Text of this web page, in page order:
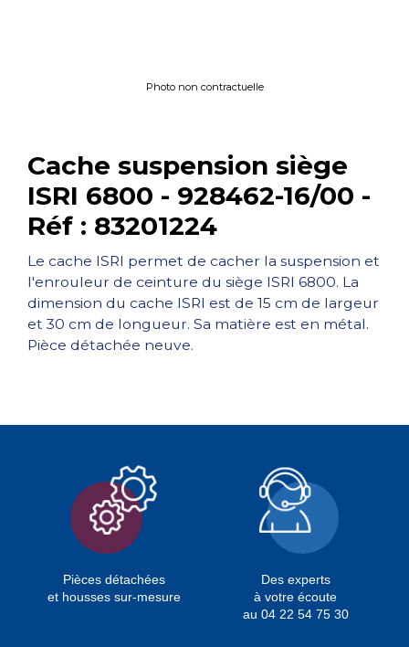
Cache suspension siège
ISRI 6800 - 928462-16/00 -
Réf : 83201224
Le cache ISRI permet de cacher la suspension et
l'enrouleur de ceinture du siège ISRI 6800. La
dimension du cache ISRI est de 15 cm de largeur
et 30 cm de longueur. Sa matière est en métal.
Pièce détachée neuve.
Photo non contractuelle
Pièces détachées
et housses sur-mesure
Des experts
à votre écoute
au 04 22 54 75 30